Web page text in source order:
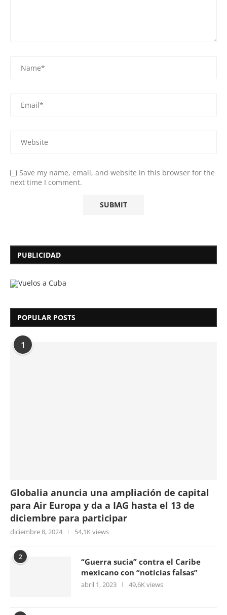
Save my name, email, and website in this browser for the
next time I comment.
PUBLICIDAD
POPULAR POSTS
1
Globalia anuncia una ampliación de capital
para Air Europa y da a IAG hasta el 13 de
diciembre para participar
diciembre 8, 2024 54,1K views
2
“Guerra sucia” contra el Caribe
mexicano con “noticias falsas”
abril 1, 2023 49,6K views